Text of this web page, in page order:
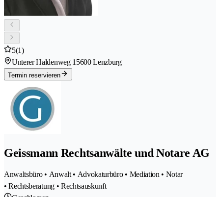
5(1)
Unterer Haldenweg 1 5600 Lenzburg
Termin reservieren
Geissmann Rechtsanwälte und Notare AG
Anwaltsbüro • Anwalt • Advokaturbüro • Mediation • Notar
• Rechtsberatung • Rechtsauskunft